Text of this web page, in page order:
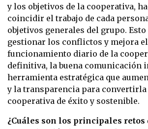
y los objetivos de la cooperativa,
coincidir el trabajo de cada
objetivos generales del grupo. Esto
gestionar los conflictos y mejora el
funcionamiento diario de la
definitiva, la buena comunicación
herramienta estratégica que
y la transparencia para convertirla
cooperativa de éxito y sostenible.
¿Cuáles son los principales retos